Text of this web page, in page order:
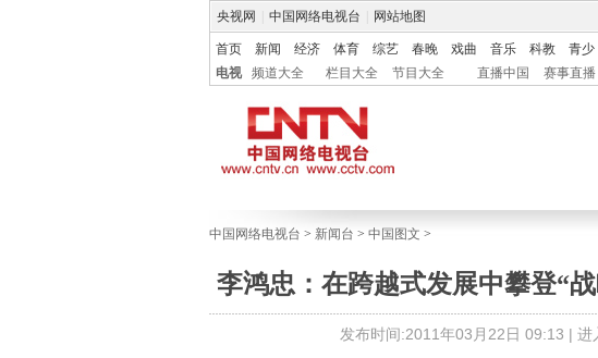
央视网 中国网络电视台 网站地图
首页 新闻 经济 体育 综艺 春晚 戏曲 音乐 科教 青少
电视
频道大全 栏目大全 节目大全 直播中国 赛事直播
中国网络电视台 > 新闻台 > 中国图文 >
李鸿忠：在跨越式发展中攀登“
发布时间:2011年03月22日 09:13 | 进